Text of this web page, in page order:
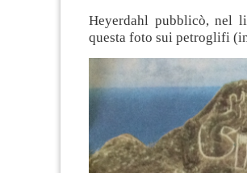
Heyerdahl pubblicò, nel
questa foto sui petroglifi